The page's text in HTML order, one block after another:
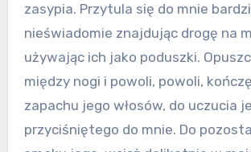
zasypia. Przytula się do mnie
nieświadomie znajdując drogę na
używając ich jako poduszki.
między nogi i powoli, powoli,
zapachu jego włosów, do uczucia
przyciśniętego do mnie. Do